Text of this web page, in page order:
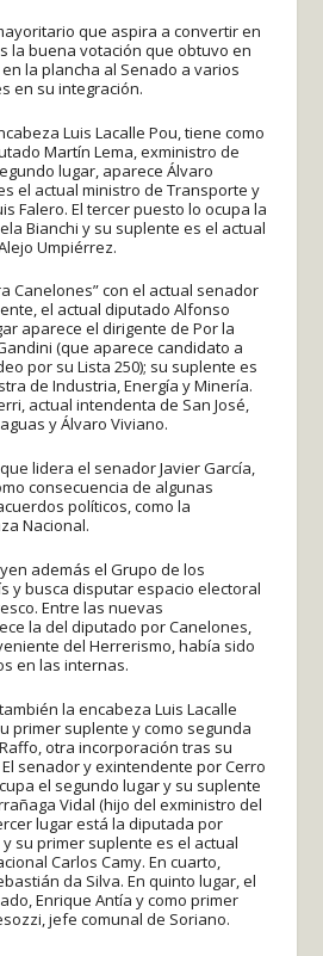
que aspira a convertir en
la buena votación que obtuvo en
la plancha al Senado a varios
en su integración.
Luis Lacalle Pou, tiene como
Martín Lema, exministro de
lugar, aparece Álvaro
el actual ministro de Transporte y
Falero. El tercer puesto lo ocupa la
Bianchi y su suplente es el actual
Umpiérrez.
Canelones” con el actual senador
el actual diputado Alfonso
aparece el dirigente de Por la
(que aparece candidato a
por su Lista 250); su suplente es
de Industria, Energía y Minería.
actual intendenta de San José,
y Álvaro Viviano.
lidera el senador Javier García,
consecuencia de algunas
políticos, como la
Nacional.
además el Grupo de los
y busca disputar espacio electoral
Entre las nuevas
la del diputado por Canelones,
del Herrerismo, había sido
en las internas.
la encabeza Luis Lacalle
primer suplente y como segunda
otra incorporación tras su
senador y exintendente por Cerro
el segundo lugar y su suplente
Vidal (hijo del exministro del
lugar está la diputada por
su primer suplente es el actual
Carlos Camy. En cuarto,
da Silva. En quinto lugar, el
Enrique Antía y como primer
jefe comunal de Soriano.